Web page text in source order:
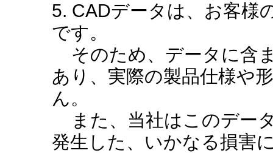
5. CADデータは、お客様
です。
そのため、データに含
あり、実際の製品仕様や
ん。
また、当社はこのデー
発生した、いかなる損害